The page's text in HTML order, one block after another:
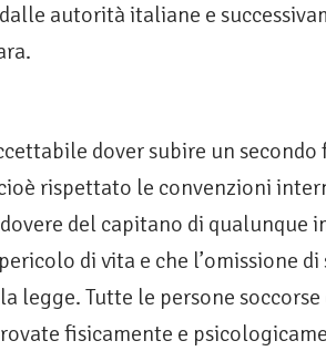
autorità italiane e
dover subire un
rispettato le convenzioni
del capitano di qualunque
di vita e che l’omissione
legge. Tutte le persone
fisicamente e